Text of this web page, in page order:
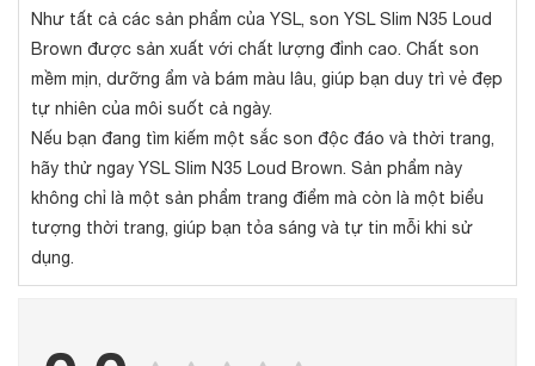
Như tất cả các sản phẩm của YSL, son YSL Slim N35 Loud
Brown được sản xuất với chất lượng đỉnh cao. Chất son
mềm mịn, dưỡng ẩm và bám màu lâu, giúp bạn duy trì vẻ đẹp
tự nhiên của môi suốt cả ngày.
Nếu bạn đang tìm kiếm một sắc son độc đáo và thời trang,
hãy thử ngay YSL Slim N35 Loud Brown. Sản phẩm này
không chỉ là một sản phẩm trang điểm mà còn là một biểu
tượng thời trang, giúp bạn tỏa sáng và tự tin mỗi khi sử
dụng.